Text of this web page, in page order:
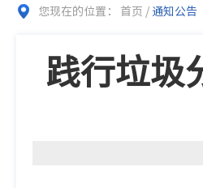
您现在的位置： 首页 / 通知公告
践行垃